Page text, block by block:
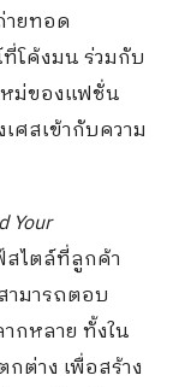
ายทอด
โค้งมน ร่วมกับ
หม่ของแฟชั่น
ศสเข้ากับความ
Your
ไตล์ที่ลูกค้า
ามารถตอบ
กหลาย ทั้งใน
ต่าง เพื่อสร้าง